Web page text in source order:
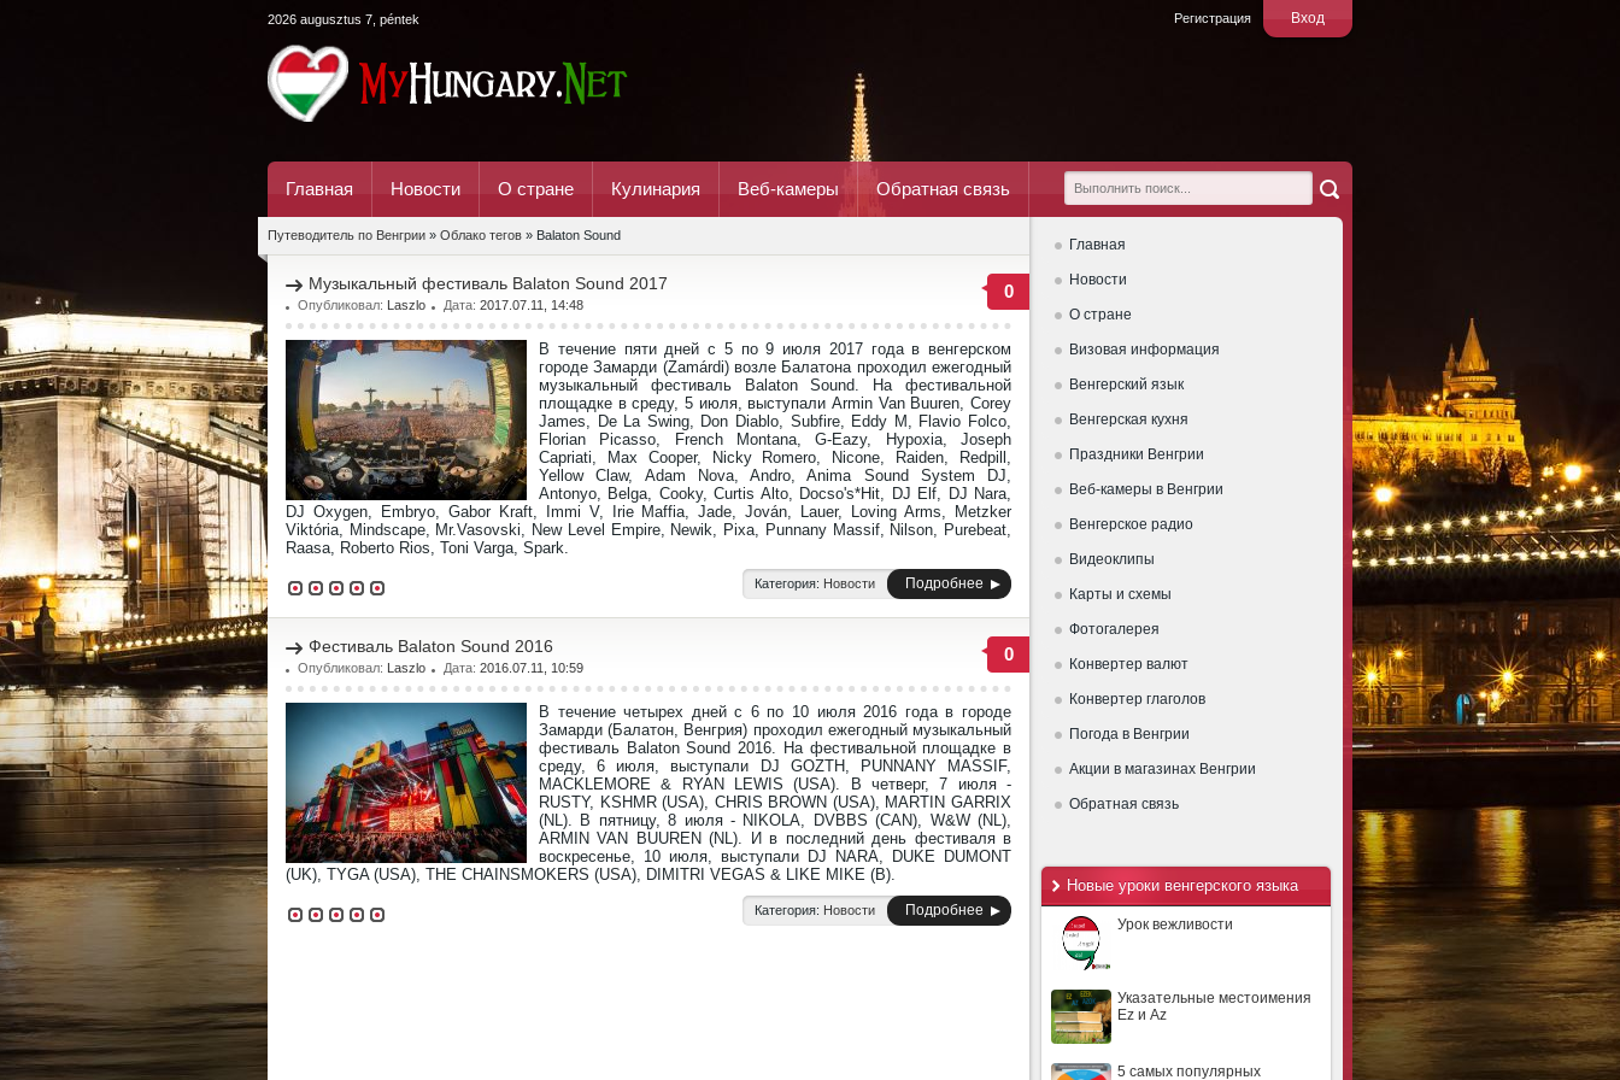
Вход
Регистрация
2026 augusztus 7, péntek
Главная Новости О стране Кулинария Веб-камеры Обратная связь
Главная
Новости
О стране
Визовая информация
Венгерский язык
Венгерская кухня
Праздники Венгрии
Веб-камеры в Венгрии
Венгерское радио
Видеоклипы
Карты и схемы
Фотогалерея
Конвертер валют
Конвертер глаголов
Погода в Венгрии
Акции в магазинах Венгрии
Обратная связь
Новые уроки венгерского языка
Урок вежливости
Указательные местоимения
Ez и Az
5 самых популярных
Путеводитель по Венгрии » Облако тегов » Balaton Sound
0
Музыкальный фестиваль Balaton Sound 2017
Опубликовал: Laszlo Дата: 2017.07.11, 14:48
В течение пяти дней с 5 по 9 июля 2017 года в венгерском
городе Замарди (Zamárdi) возле Балатона проходил ежегодный
музыкальный фестиваль Balaton Sound. На фестивальной
площадке в среду, 5 июля, выступали Armin Van Buuren, Corey
James, De La Swing, Don Diablo, Subfire, Eddy M, Flavio Folco,
Florian Picasso, French Montana, G-Eazy, Hypoxia, Joseph
Capriati, Max Cooper, Nicky Romero, Nicone, Raiden, Redpill,
Yellow Claw, Adam Nova, Andro, Anima Sound System DJ,
Antonyo, Belga, Cooky, Curtis Alto, Docso's*Hit, DJ Elf, DJ Nara,
DJ Oxygen, Embryo, Gabor Kraft, Immi V, Irie Maffia, Jade, Jován, Lauer, Loving Arms, Metzker
Viktória, Mindscape, Mr.Vasovski, New Level Empire, Newik, Pixa, Punnany Massif, Nilson, Purebeat,
Raasa, Roberto Rios, Toni Varga, Spark.
Категория: Новости Подробнее
0
Фестиваль Balaton Sound 2016
Опубликовал: Laszlo Дата: 2016.07.11, 10:59
В течение четырех дней с 6 по 10 июля 2016 года в городе
Замарди (Балатон, Венгрия) проходил ежегодный музыкальный
фестиваль Balaton Sound 2016. На фестивальной площадке в
среду, 6 июля, выступали DJ GOZTH, PUNNANY MASSIF,
MACKLEMORE & RYAN LEWIS (USA). В четверг, 7 июля -
RUSTY, KSHMR (USA), CHRIS BROWN (USA), MARTIN GARRIX
(NL). В пятницу, 8 июля - NIKOLA, DVBBS (CAN), W&W (NL),
ARMIN VAN BUUREN (NL). И в последний день фестиваля в
воскресенье, 10 июля, выступали DJ NARA, DUKE DUMONT
(UK), TYGA (USA), THE CHAINSMOKERS (USA), DIMITRI VEGAS & LIKE MIKE (B).
Категория: Новости Подробнее